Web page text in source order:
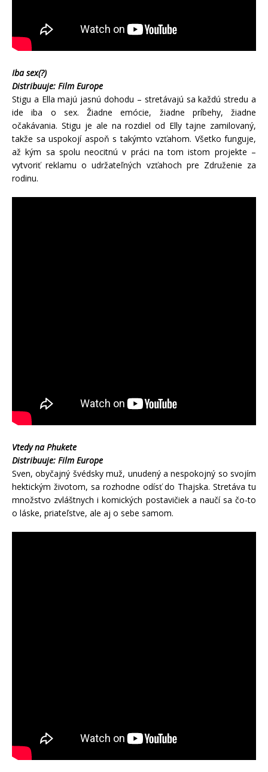
Iba sex(?)
Distribuuje: Film Europe
Stigu a Ella majú jasnú dohodu – stretávajú sa každú stredu a
ide iba o sex. Žiadne emócie, žiadne príbehy, žiadne
očakávania. Stigu je ale na rozdiel od Elly tajne zamilovaný,
takže sa uspokojí aspoň s takýmto vzťahom. Všetko funguje,
až kým sa spolu neocitnú v práci na tom istom projekte –
vytvoriť reklamu o udržateľných vzťahoch pre Združenie za
rodinu.
Vtedy na Phukete
Distribuuje: Film Europe
Sven, obyčajný švédsky muž, unudený a nespokojný so svojím
hektickým životom, sa rozhodne odísť do Thajska. Stretáva tu
množstvo zvláštnych i komických postavičiek a naučí sa čo-to
o láske, priateľstve, ale aj o sebe samom.